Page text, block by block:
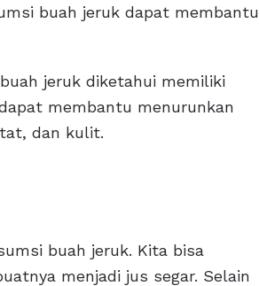
buah jeruk dapat membantu
jeruk diketahui memiliki
membantu menurunkan
dan kulit.
buah jeruk. Kita bisa
menjadi jus segar. Selain